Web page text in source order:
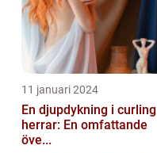
11 januari 2024
En djupdykning i curling
herrar: En omfattande
öve...